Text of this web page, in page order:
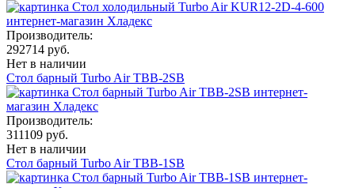
Производитель:
292714 руб.
Нет в наличии
Стол барный Turbo Air TBB-2SB
Производитель:
311109 руб.
Нет в наличии
Стол барный Turbo Air TBB-1SB